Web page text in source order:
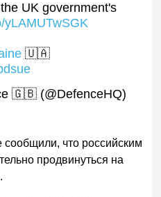
UK government's
yLAMUTwSGK
🇺🇦
🇬🇧 (@DefenceHQ)
сообщили, что российским
продвинуться на